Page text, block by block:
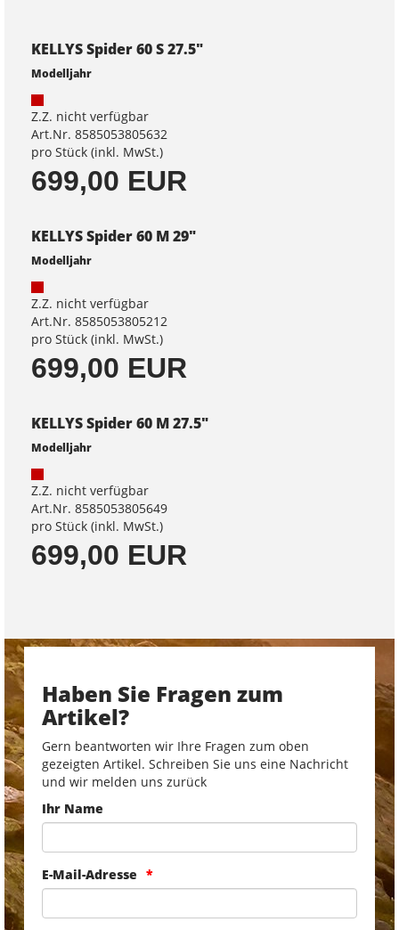
KELLYS Spider 60 S 27.5"
Modelljahr
Z.Z. nicht verfügbar
Art.Nr. 8585053805632
pro Stück (inkl. MwSt.)
699,00 EUR
KELLYS Spider 60 M 29"
Modelljahr
Z.Z. nicht verfügbar
Art.Nr. 8585053805212
pro Stück (inkl. MwSt.)
699,00 EUR
KELLYS Spider 60 M 27.5"
Modelljahr
Z.Z. nicht verfügbar
Art.Nr. 8585053805649
pro Stück (inkl. MwSt.)
699,00 EUR
Haben Sie Fragen zum
Artikel?
Gern beantworten wir Ihre Fragen zum oben
gezeigten Artikel. Schreiben Sie uns eine Nachricht
und wir melden uns zurück
Ihr Name
E-Mail-Adresse